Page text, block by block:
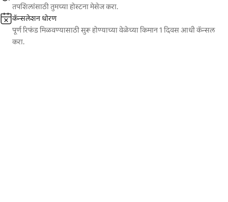
तपशिलांसाठी तुमच्या होस्टना मेसेज करा.
कॅन्सलेशन धोरण
पूर्ण रिफंड मिळवण्यासाठी सुरू होण्याच्या वेळेच्या किमान 1 दिवस आधी कॅन्सल
करा.